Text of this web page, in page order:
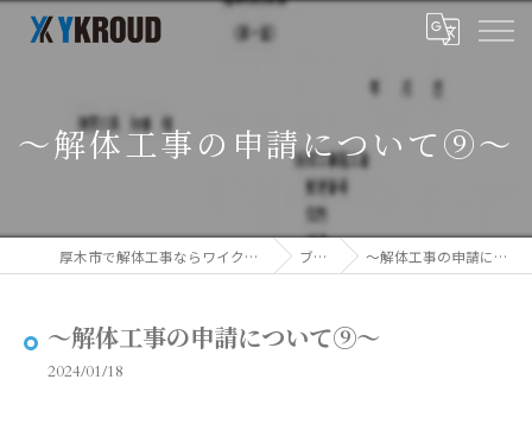
～解体工事の申請について⑨～
厚木市で解体工事ならワイクラウド株式会社 ブログ ～解体工事の申請について⑨～
～解体工事の申請について⑨～
2024/01/18